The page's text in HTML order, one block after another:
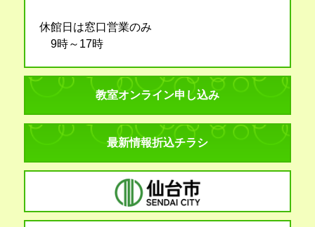
休館日は窓口営業のみ
9時～17時
教室オンライン申し込み
最新情報折込チラシ